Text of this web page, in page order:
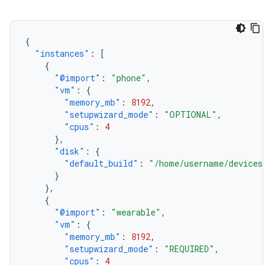
{
"instances" :
[
{
"@import" : "phone" ,
"vm" :
{
"memory_mb" : 8192,
"setupwizard_mode" : "OPTIONAL" ,
"cpus" :
4
},
"disk" :
{
"default_build" :
"/home/username/devices/
}
},
{
"@import" : "wearable" ,
"vm" :
{
"memory_mb" : 8192,
"setupwizard_mode" : "REQUIRED" ,
"cpus" :
4